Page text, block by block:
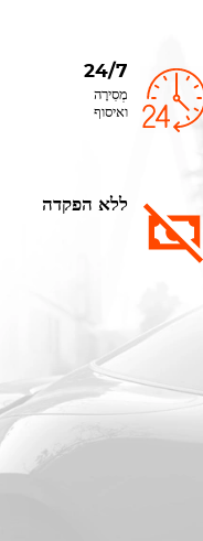
24/7
מְסִירָה
ואיסוף
ללא הפקדה